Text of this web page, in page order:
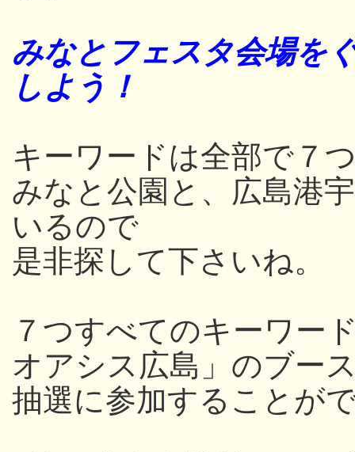
みなとフェスタ会場を
しよう！
キーワードは全部
みなと公園と、広島港
いるので
是非探して下さいね。
７つすべてのキーワー
オアシス広島」のブー
抽選に参加することが